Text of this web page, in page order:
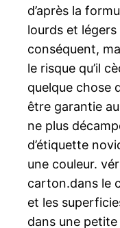
d’après la
lourds et
conséquent,
le risque qu’il
quelque chose
être garantie
ne plus
d’étiquette
une couleur.
carton.dans le
et les
dans une